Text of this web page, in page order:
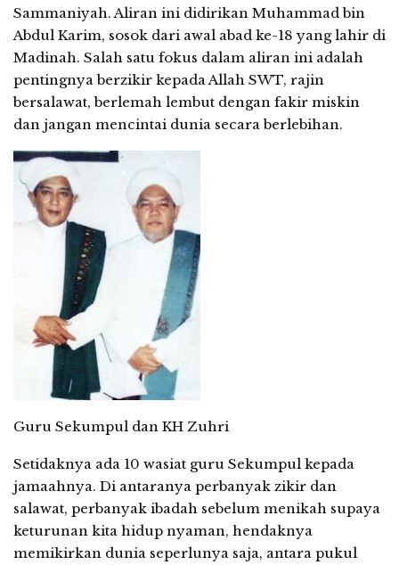
Sammaniyah. Aliran ini didirikan Muhammad bin
Abdul Karim, sosok dari awal abad ke-18 yang lahir di
Madinah. Salah satu fokus dalam aliran ini adalah
pentingnya berzikir kepada Allah SWT, rajin
bersalawat, berlemah lembut dengan fakir miskin
dan jangan mencintai dunia secara berlebihan.
Guru Sekumpul dan KH Zuhri
Setidaknya ada 10 wasiat guru Sekumpul kepada
jamaahnya. Di antaranya perbanyak zikir dan
salawat, perbanyak ibadah sebelum menikah supaya
keturunan kita hidup nyaman, hendaknya
memikirkan dunia seperlunya saja, antara pukul